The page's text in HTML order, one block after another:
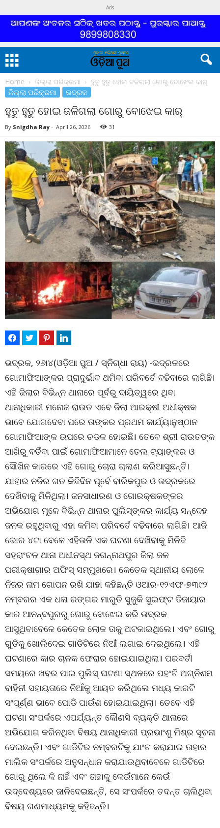
Ads
Home ଜିଲ୍ଲା ପରିକ୍ରମା ହୁତୁ ହୁତୁ ହୋଇ ଜଳିଗଲା ଗୋରୁ ବୋଝେଇ କାର୍
ଜିଲ୍ଲା ପରିକ୍ରମା ଭଦ୍ରକ
ହୁତୁ ହୁତୁ ହୋଇ ଜଳିଗଲା ଗୋରୁ ବୋଝେଇ କାର୍
By Snigdha Ray - April 26, 2026 31
ଭଦ୍ରକ, ୨୬ା୪(ଓଡ଼ିଆ ପୁଅ / ସ୍ନିଗ୍ଧା ରାୟ) -ଭଦ୍ରକରେ
ଗୋମାଫିଆଙ୍କର ପ୍ରାଦୁର୍ଭାବ ଥମିବା ପରିବର୍ତେ ବଢିବାରେ ଲାଗିଛି।
ଏହି ଜିଲାର ବିଭିନ୍ନ ଥାନାରେ ପୂର୍ବରୁ ଦାୟିତ୍ୱରେ ଥିବା
ଥାନାଧିକାରୀ ମନୋଜ ରାଉତ ଏବେ ଜିଲା ଆରକ୍ଷୀ ଅଧୀକ୍ଷକ
ଭାବେ ଯୋଗଦେବା ପରେ ତାଙ୍କର ପ୍ରଥମ କାର୍ଯ୍ୟାନୁଷ୍ଠାନ
ଗୋମାଫିଆଙ୍କ ଉପରେ ଚଡକ ହୋଇଛି। ତେବେ ଶ୍ରୀ ରାଉତଙ୍କ
ଆଖିରୁ ବର୍ତିବା ପାଇଁ ଗୋମାଫିଆମାନେ ତେଲ ଟ୍ୟାଙ୍କର ଓ
ସୌଖିନ କାରରେ ଏହି ଗୋରୁ ଚୋରା ଚାଲାଣ କରିଆସୁଛନ୍ତି।
ଯାହାର ନଜିର ଗତ କିଛିଦିନ ପୂର୍ବେ ବାରିକପୁର ଓ ଭଦ୍ରକରେ
ଦେଖିବାକୁ ମିଳିଥିଲା। ଜନସାଧାରଣ ଓ ଗୋରକ୍ଷକଙ୍କର
ଅଭିଯୋଗ ମୂଳେ ବିଭିନ୍ନ ଥାନାର ପୁଲିସ୍‌ଙ୍କର କାର୍ଯ୍ୟ ସନ୍ଦେହ
ଜନକ ରହୁଥିବାରୁ ଏହା କମିବା ପରିବର୍ତେ ବଢିବାରେ ଲାଗିଛି। ଆଜି
ଭୋର ୪ଟା ବେଳେ ଏହିଭଳି ଏକ ଘଟଣା ଦେଖିବାକୁ ମିଳିଛି
ସହରାଂଚଳ ଥାନା ଅଧୀନସ୍ଥ ଜଗନ୍ନାଥପୁର ଜିଲା ଜଳ
ପରୀକ୍ଷାଗାର ଅଫିସ୍ ସମ୍ମୁଖରେ। କେତେକ ସ୍ଥାନୀୟ ଲୋକେ
ନିଜର ନାମ ଗୋପନ ରଖି ଯାହା କହିଛନ୍ତି ଓଆର-୧୨ଏଫ-୭୩୯୨
ନମ୍ବରର ଏକ ଧଳା ରଙ୍ଗର ମାରୁତି ସୁଜୁକି ସୁଇଫ୍ଟ ଡିଜାୟାର
କାର ଆନନ୍ଦପୁରରୁ ଗୋରୁ ବୋଝେଇ କରି ଭଦ୍ରକ
ଆସୁଥିବାବେଳେ କେତେକ ଲୋକ ତାକୁ ଅଟକାଇଥିଲେ। ଏବଂ ଗୋରୁ
ଗୁଡିକୁ ଖୋଲିଦେଇ ଗାଡିଟିରେ ନିଆଁ ଲଗାଇ ଦେଇଥିଲେ। ଏହି
ଘଟଣାରେ କାର ଚାଳକ ଫେରାର ହୋଇଯାଇଥିଲା। ପରବର୍ତୀ
ସମୟରେ ଖବର ପାଇ ପୁଲିସ୍ ଘଟଣା ସ୍ଥଳରେ ପହଂଚି ଅଗ୍ନିଶମ
ବାହିନୀ ସହାୟତାରେ ନିଆଁକୁ ଆୟତ କରିଥିଲେ ମଧ୍ୟ କାରଟି
ସଂପୂର୍ଣ୍ଣ ଭାବେ ପୋଡି ପାଉଁଶ ହୋଇଯାଇଥିଲା। ତେବେ ଏହି
ଘଟଣା ସଂପର୍କରେ ଏପର୍ଯ୍ୟନ୍ତ କୌଣସି ବ୍ୟକ୍ତି ଥାନାରେ
ଅଭିଯୋଗ କରିନଥିବା ବିଷୟ ଥାନାଧିକାରୀ ପ୍ରଭାଂଶୁ ମିଶ୍ର ସୂଚନା
ଦେଇଛନ୍ତି। ଏବଂ ଗାଡିଟିର ନମ୍ବରଟିକୁ ଯାଂଚ କରାଯାଇ ତାହାର
ମାଲିକ ସଂପର୍କରେ ଅନୁସନ୍ଧାନ କରାଯାଉଥିବାବେଳେ ଗାଡିଟିରେ
ଗୋରୁ ଥିଲେ କି ନାହିଁ ଏବଂ ତାହାକୁ କେଉଁମାନେ କେଉଁ
ଉଦ୍ଦେଶ୍ୟରେ ଜାଳିଦେଇଛନ୍ତି, ସେ ସଂପର୍କରେ ତଦନ୍ତ ଚାଲିଥିବା
ବିଷୟ ଗଣମାଧ୍ୟମକୁ କହିଛନ୍ତି।